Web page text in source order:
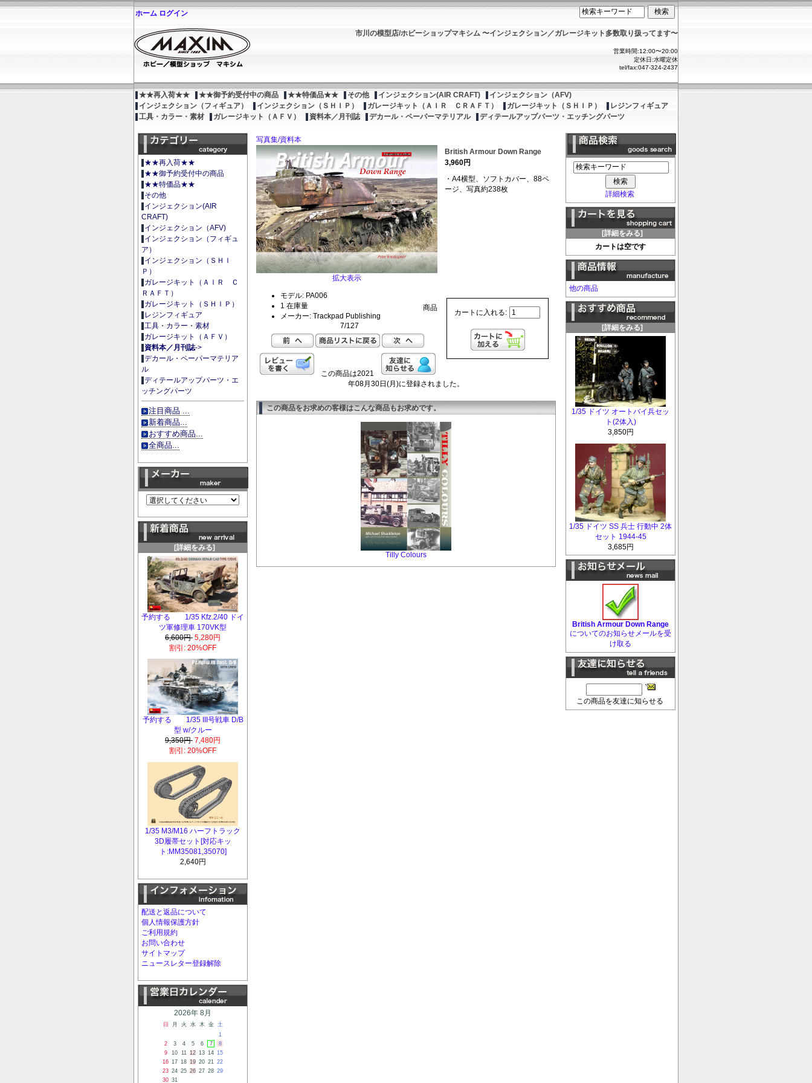
ホーム ログイン
市川の模型店/ホビーショップマキシム 〜インジェクション／ガレージキット多数取り扱ってます〜
営業時間:12:00〜20:00
定休日:水曜定休
tel/fax:047-324-2437
★★再入荷★★ ★★御予約受付中の商品 ★★特価品★★ その他 インジェクション(AIR CRAFT)
インジェクション（AFV)
インジェクション（フィギュア）
インジェクション（ＳＨＩＰ） ガレージキット（ＡＩＲ ＣＲＡＦＴ） ガレージキット（ＳＨＩＰ）
レジンフィギュア
工具・カラー・素材
ガレージキット（ＡＦＶ） 資料本／月刊誌 デカール・ペーパーマテリアル ディテールアップパーツ・エッチングパーツ
★★再入荷★★
★★御予約受付中の商品
★★特価品★★
その他
インジェクション(AIR
CRAFT)
インジェクション（AFV)
インジェクション（フィギュ
ア）
インジェクション（ＳＨＩ
Ｐ）
ガレージキット（ＡＩＲ Ｃ
ＲＡＦＴ）
ガレージキット（ＳＨＩＰ）
レジンフィギュア
工具・カラー・素材
ガレージキット（ＡＦＶ）
資料本／月刊誌->
デカール・ペーパーマテリア
ル
ディテールアップパーツ・エ
ッチングパーツ
注目商品 ...
新着商品...
おすすめ商品...
全商品...
[詳細をみる]
予約する 1/35 Kfz.2/40 ドイ
ツ軍修理車 170VK型
6,600円 5,280円
割引: 20%OFF
予約する 1/35 III号戦車 D/B
型 w/クルー
9,350円 7,480円
割引: 20%OFF
1/35 M3/M16 ハーフトラック
3D履帯セット[対応キッ
ト:MM35081,35070]
2,640円
配送と返品について
個人情報保護方針
ご利用規約
お問い合わせ
サイトマップ
ニュースレター登録解除
2026年 8月
日 月 火 水 木 金
土
1
2
3 4 5 6 7
8
9
10 11 12 13 14 15
16 17 18 19 20 21 22
23 24 25 26 27 28 29
30 31
写真集/資料本
拡大表示
British Armour Down Range
3,960円
・A4横型、ソフトカバー、88ペ
ージ、写真約238枚
カートに入れる:
モデル: PA006
1 在庫量
メーカー: Trackpad Publishing
商品
7/127
この商品は2021
年08月30日(月)に登録されました。
この商品をお求めの客様はこんな商品もお求めです。
Tilly Colours
詳細検索
[詳細をみる]
カートは空です
他の商品
[詳細をみる]
1/35 ドイツ オートバイ兵セッ
ト(2体入)
3,850円
1/35 ドイツ SS 兵士 行動中 2体
セット 1944-45
3,685円
British Armour Down Range
についてのお知らせメールを受
け取る
この商品を友達に知らせる